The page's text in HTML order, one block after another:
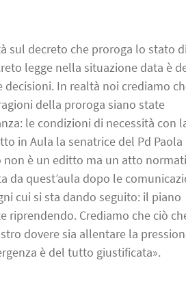
sul decreto che proroga lo stato di
legge nella situazione data è
In realtà noi crediamo
della proroga siano state
le condizioni di necessità con
in Aula la senatrice del Pd
è un editto ma un atto
da quest’aula dopo le
cui si sta dando seguito: il piano
riprendendo. Crediamo che ciò
dovere sia allentare la
è del tutto giustificata».